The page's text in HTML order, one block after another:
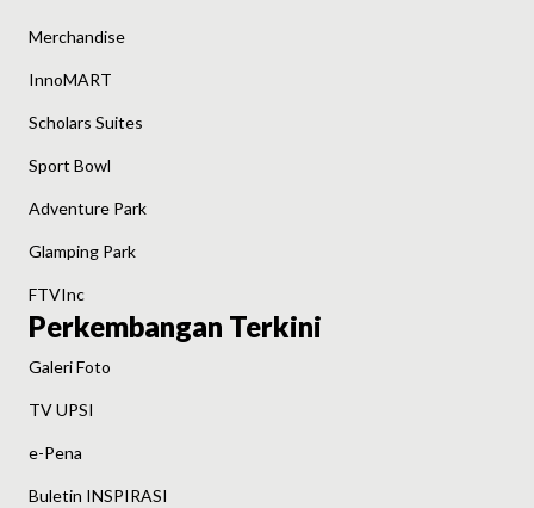
Merchandise
InnoMART
Scholars Suites
Sport Bowl
Adventure Park
Glamping Park
FTVInc
Perkembangan Terkini
Galeri Foto
TV UPSI
e-Pena
Buletin INSPIRASI